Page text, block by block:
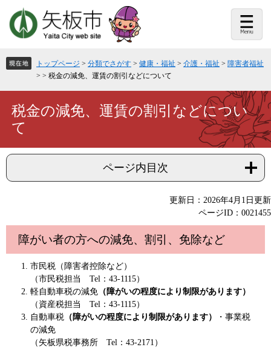
頭
で
飛
ば
て
トップページ > 分類でさがす > 健康・福祉 > 介護・福祉 > 障害者福祉
> > 税金の減免、運賃の割引などについて
税金の減免、運賃の割引などについ
て
ページ内目次
更新日：2026年4月1日更新
ページID：0021455
障がい者の方への減免、割引、免除など
市民税（障害者控除など）
（市民税担当 Tel：43-1115）
軽自動車税の減免 （障がいの程度により制限があります）
（資産税担当 Tel：43-1115）
自動車税 （障がいの程度により制限があります）
・事業税
の減免
（矢板県税事務所 Tel：43-2171）